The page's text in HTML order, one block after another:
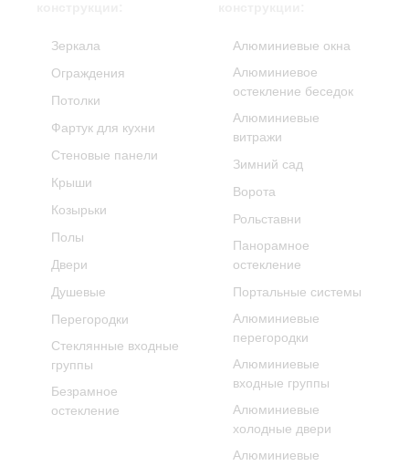
Зеркала
Ограждения
Потолки
Фартук для кухни
Стеновые панели
Крыши
Козырьки
Полы
Двери
Душевые
Перегородки
Стеклянные входные
группы
Безрамное
остекление
Алюминиевые окна
Алюминиевое
остекление беседок
Алюминиевые
витражи
Зимний сад
Ворота
Рольставни
Панорамное
остекление
Портальные системы
Алюминиевые
перегородки
Алюминиевые
входные группы
Алюминиевые
холодные двери
Алюминиевые